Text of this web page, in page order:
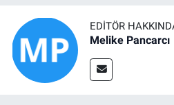
EDITÖR
Melike Pancarcı